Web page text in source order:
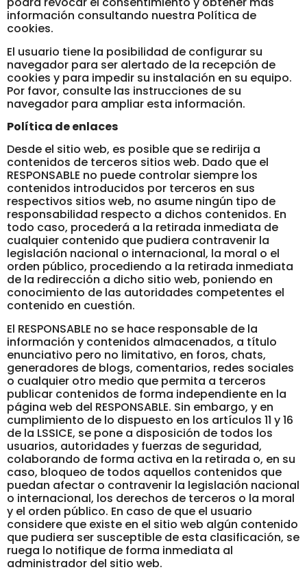
información consultando nuestra Política de
cookies.
El usuario tiene la posibilidad de configurar su
navegador para ser alertado de la recepción de
cookies y para impedir su instalación en su equipo.
Por favor, consulte las instrucciones de su
navegador para ampliar esta información.
Política de enlaces
Desde el sitio web, es posible que se redirija a
contenidos de terceros sitios web. Dado que el
RESPONSABLE no puede controlar siempre los
contenidos introducidos por terceros en sus
respectivos sitios web, no asume ningún tipo de
responsabilidad respecto a dichos contenidos. En
todo caso, procederá a la retirada inmediata de
cualquier contenido que pudiera contravenir la
legislación nacional o internacional, la moral o el
orden público, procediendo a la retirada inmediata
de la redirección a dicho sitio web, poniendo en
conocimiento de las autoridades competentes el
contenido en cuestión.
El RESPONSABLE no se hace responsable de la
información y contenidos almacenados, a título
enunciativo pero no limitativo, en foros, chats,
generadores de blogs, comentarios, redes sociales
o cualquier otro medio que permita a terceros
publicar contenidos de forma independiente en la
página web del RESPONSABLE. Sin embargo, y en
cumplimiento de lo dispuesto en los artículos 11 y 16
de la LSSICE, se pone a disposición de todos los
usuarios, autoridades y fuerzas de seguridad,
colaborando de forma activa en la retirada o, en su
caso, bloqueo de todos aquellos contenidos que
puedan afectar o contravenir la legislación nacional
o internacional, los derechos de terceros o la moral
y el orden público. En caso de que el usuario
considere que existe en el sitio web algún contenido
que pudiera ser susceptible de esta clasificación, se
ruega lo notifique de forma inmediata al
administrador del sitio web.